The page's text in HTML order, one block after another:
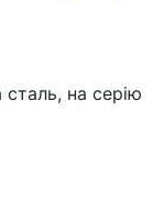
на серію